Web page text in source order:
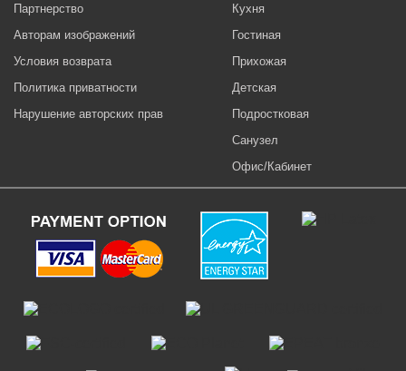
Партнерство
Авторам изображений
Условия возврата
Политика приватности
Нарушение авторских прав
Кухня
Гостиная
Прихожая
Детская
Подростковая
Санузел
Офис/Кабинет